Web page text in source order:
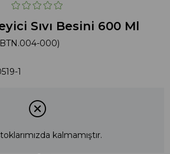
Sıvı Besini 600 Ml
000)
1
kalmamıştır.